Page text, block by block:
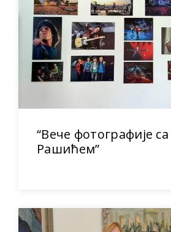
“Вече фотографије
Рашићем”